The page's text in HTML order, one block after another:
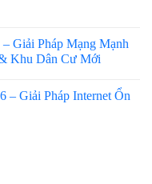
Giải Pháp Mạng Mạnh
Khu Dân Cư Mới
– Giải Pháp Internet Ổn